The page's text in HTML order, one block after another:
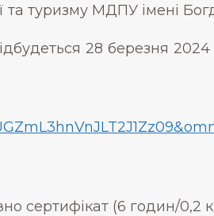
та туризму МДПУ імені
28 березня
сертифікат (6 годин/0,2